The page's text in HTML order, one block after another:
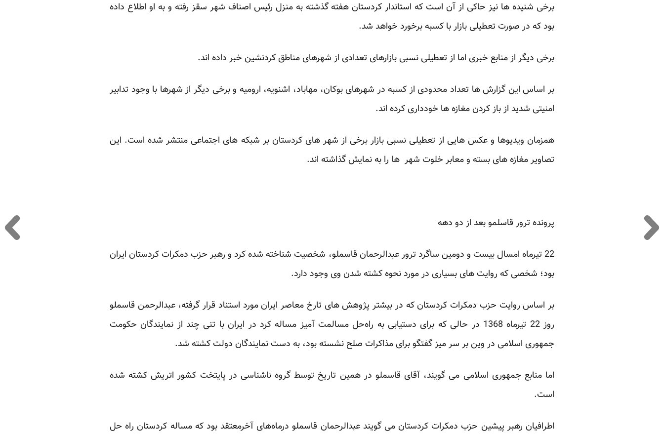
برخی شنیده ها نیز حاکی از آن است که استاندار کردستان هفته گذشته به منزل رئیس اصناف شهر سقز رفته و به او اطلاع داده
بود که در صورت تعطیلی بازار با کسبه برخورد خواهد شد.
برخی دیگر از منابع خبری اما از تعطیلی نسبی بازارهای تعدادی از شهرهای مناطق کردنشین خبر داده اند.
بر اساس این گزارش ها تعداد محدودی از کسبه در شهرهای بوکان، مهاباد، اشنویه، ارومیه و برخی دیگر از شهرها با وجود تدابیر
امنیتی شدید از باز کردن مغازه ها خودداری کرده اند.
همزمان ویدیوها وعکس هایی از تعطیلی نسبی بازار برخی از شهر های کردستان بر شبکه های اجتماعی منتشر شده است. این
تصاویر مغازه های بسته و معابر خلوت شهر ها را به نمایش گذاشته اند.
پرونده ترور قاسلمو بعد از دو دهه
22 تیرماه امسال بیست و دومین ساگرد ترور عبدالرحمان قاسملو، شخصیت شناخته شده کرد و رهبر حزب دمکرات کردستان ایران
بود؛ شخصی که روایت های بسیاری در مورد نحوه کشته شدن وی وجود دارد.
بر اساس روایت حزب دمکرات کردستان که در بیشتر پژوهش های تارخ معاصر ایران مورد استناد قرار گرفته، عبدالرحمن قاسملو
روز 22 تیرماه 1368 در حالی که برای دستیابی به راه‌حل مسالمت آمیز مساله کرد در ایران با تنی چند از نمایندگان حکومت
جمهوری اسلامی در وین بر سر میز گفتگو برای مذاکرات صلح نشسته بود، به دست نمایندگان دولت کشته شد.
اما منابع جمهوری اسلامی می گویند، آقای قاسملو در همین تاریخ توسط گروه ناشناسی در پایتخت کشور اتریش کشته شده
است.
اطرافیان رهبر پیشین حزب دمکرات کردستان می گویند عبدالرحمان قاسملو درماه‌های آخرمعتقد بود که مساله کردستان راه حل